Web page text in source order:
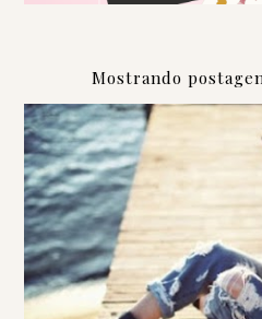
Mostrando